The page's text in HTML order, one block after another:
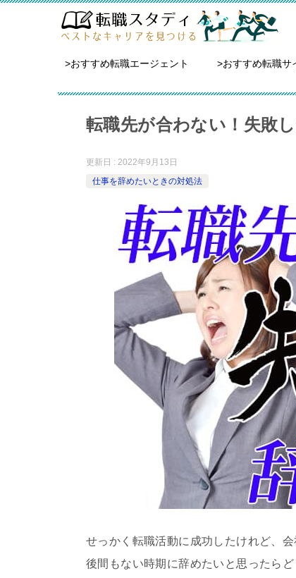
>おすすめ転職エージェント >おすすめ転職サ
転職先が合わない！失敗
更新日 : 2022年9月13日
仕事を辞めたいときの対処法
せっかく転職活動に成功したけれど、
後間もない時期に辞めたいと思ったらど